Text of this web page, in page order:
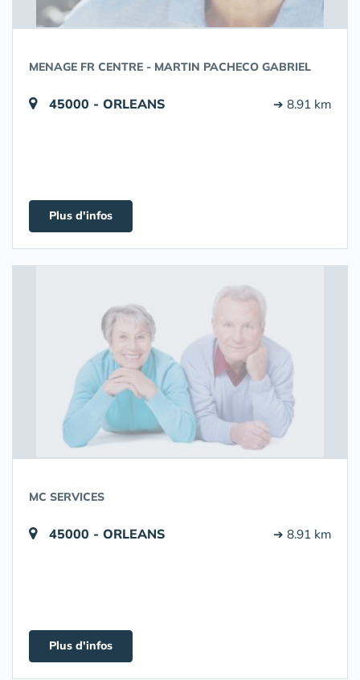
MENAGE FR CENTRE - MARTIN PACHECO GABRIEL
45000 - ORLEANS ➔ 8.91 km
Plus d'infos
MC SERVICES
45000 - ORLEANS ➔ 8.91 km
Plus d'infos